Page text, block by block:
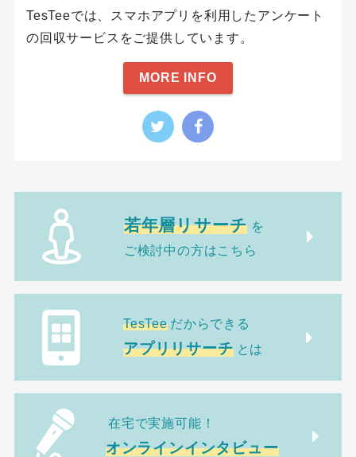
TesTeeでは、スマホアプリを利用したアンケート
の回収サービスをご提供しています。
MORE INFO
若年層リサーチ を
ご検討中の方はこちら
TesTee だからできる
アプリリサーチ とは
在宅で実施可能！
オンラインインタビュー